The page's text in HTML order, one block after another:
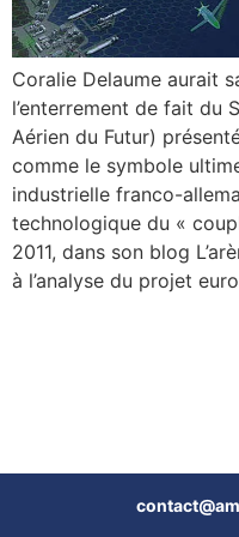
Coralie Delaume aurait
l’enterrement de fait du
Aérien du Futur)
comme le symbole
industrielle franco-
technologique du «
2011, dans son blog
à l’analyse du projet